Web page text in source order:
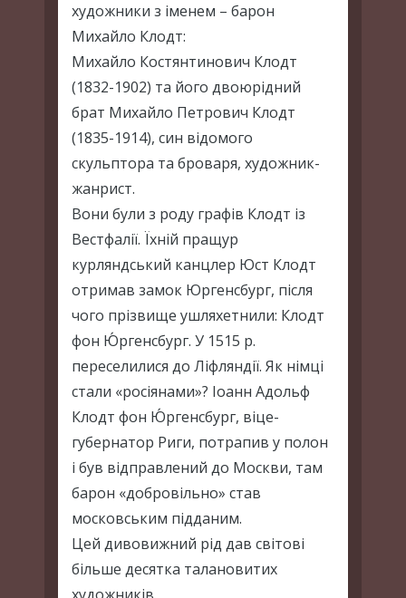
художники з іменем – барон
Михайло Клодт:
Михайло Костянтинович Клодт
(1832-1902) та його двоюрідний
брат Михайло Петрович Клодт
(1835-1914), син відомого
скульптора та броваря, художник-
жанрист.
Вони були з роду графів Клодт із
Вестфалії. Їхній пращур
курляндський канцлер Юст Клодт
отримав замок Юргенсбург, після
чого прізвище ушляхетнили: Клодт
фон Ю́ргенсбург. У 1515 р.
переселилися до Ліфляндії. Як німці
стали «росіянами»? Іоанн Адольф
Клодт фон Ю́ргенсбург, віце-
губернатор Риги, потрапив у полон
і був відправлений до Москви, там
барон «добровільно» став
московським підданим.
Цей дивовижний рід дав світові
більше десятка талановитих